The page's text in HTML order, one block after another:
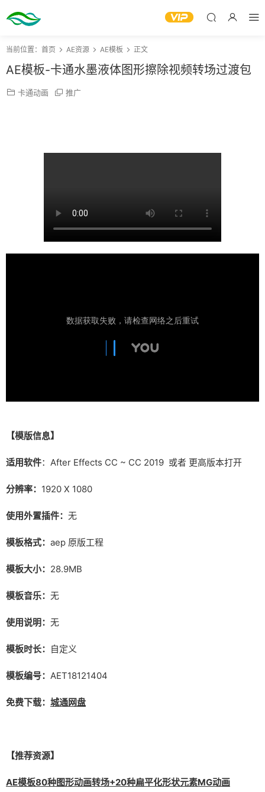
当前位置： 首页 AE资源 AE模板 正文
AE模板-卡通水墨液体图形擦除视频转场过渡包
卡通动画 推广
【模版信息】
适用软件：After Effects CC ~ CC 2019 或者 更高版本打开
分辨率： 1920 X 1080
使用外置插件： 无
模板格式： aep 原版工程
模板大小： 28.9MB
模板音乐： 无
使用说明： 无
模板时长： 自定义
模板编号： AET18121404
免费下载： 城通网盘
【推荐资源】
AE模板80种图形动画转场+20种扁平化形状元素MG动画